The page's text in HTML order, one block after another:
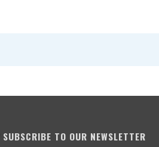
SUBSCRIBE TO OUR NEWSLETTER